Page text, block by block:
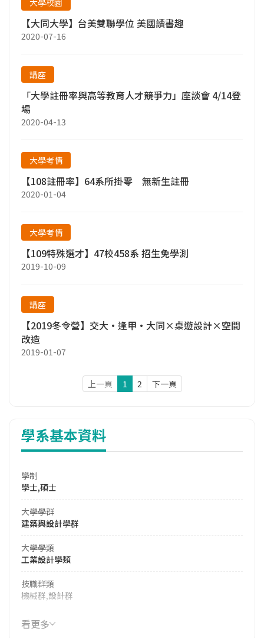
【大同大學】台美雙聯學位 美國讀書趣
2020-07-16
講座
「大學註冊率與高等教育人才競爭力」座談會 4/14登
場
2020-04-13
大學考情
【108註冊率】64系所掛零 無新生註冊
2020-01-04
大學考情
【109特殊選才】47校458系 招生免學測
2019-10-09
講座
【2019冬令營】交大•逢甲•大同×桌遊設計×空間
改造
2019-01-07
上一頁 1 2 下一頁
學系基本資料
學制
學士,碩士
大學學群
建築與設計學群
大學學類
工業設計學類
技職群類
機械群,設計群
114年學費
40,400 元/學期
看更多